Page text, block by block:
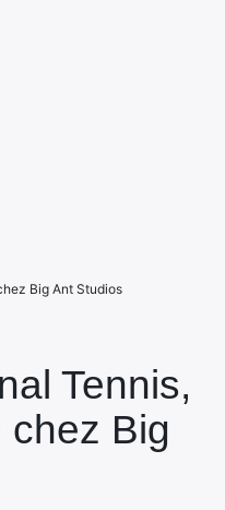
Tennis,
chez Big
Big Ant Studios